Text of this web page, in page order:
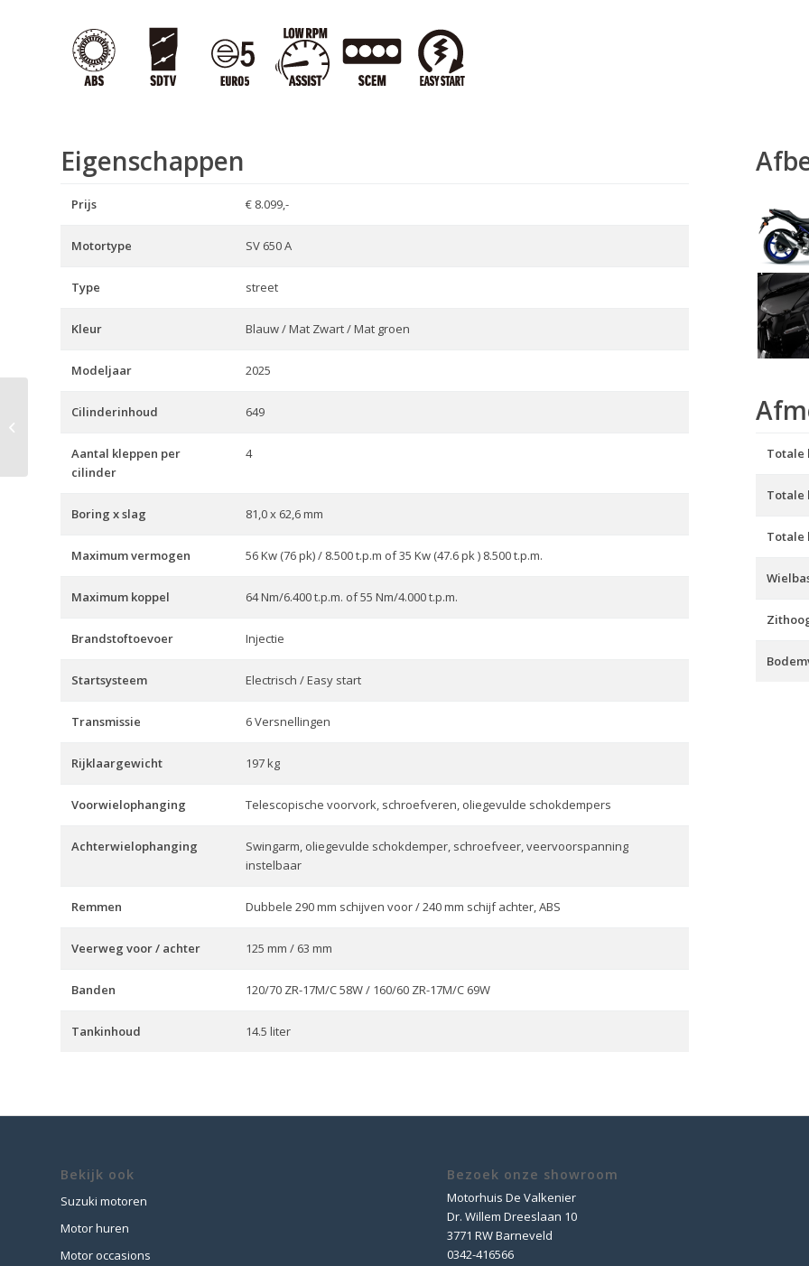
Eigenschappen
Prijs € 8.099,-
Motortype SV 650 A
Type street
Kleur Blauw / Mat Zwart / Mat groen
Modeljaar 2025
Cilinderinhoud 649
Aantal kleppen per
cilinder
4
Boring x slag 81,0 x 62,6 mm
Maximum vermogen 56 Kw (76 pk) / 8.500 t.p.m of 35 Kw (47.6 pk ) 8.500 t.p.m.
Maximum koppel 64 Nm/6.400 t.p.m. of 55 Nm/4.000 t.p.m.
Brandstoftoevoer Injectie
Startsysteem Electrisch / Easy start
Transmissie 6 Versnellingen
Rijklaargewicht 197 kg
Voorwielophanging Telescopische voorvork, schroefveren, oliegevulde schokdempers
Achterwielophanging
Swingarm, oliegevulde schokdemper, schroefveer, veervoorspanning
instelbaar
Remmen Dubbele 290 mm schijven voor / 240 mm schijf achter, ABS
Veerweg voor / achter 125 mm / 63 mm
Banden 120/70 ZR-17M/C 58W / 160/60 ZR-17M/C 69W
Tankinhoud 14.5 liter
Totale
Totale
Totale
Bekijk ook
Suzuki motoren
Motor huren
Motor occasions
Bezoek onze showroom
Motorhuis De Valkenier
Dr. Willem Dreeslaan 10
3771 RW Barneveld
0342-416566